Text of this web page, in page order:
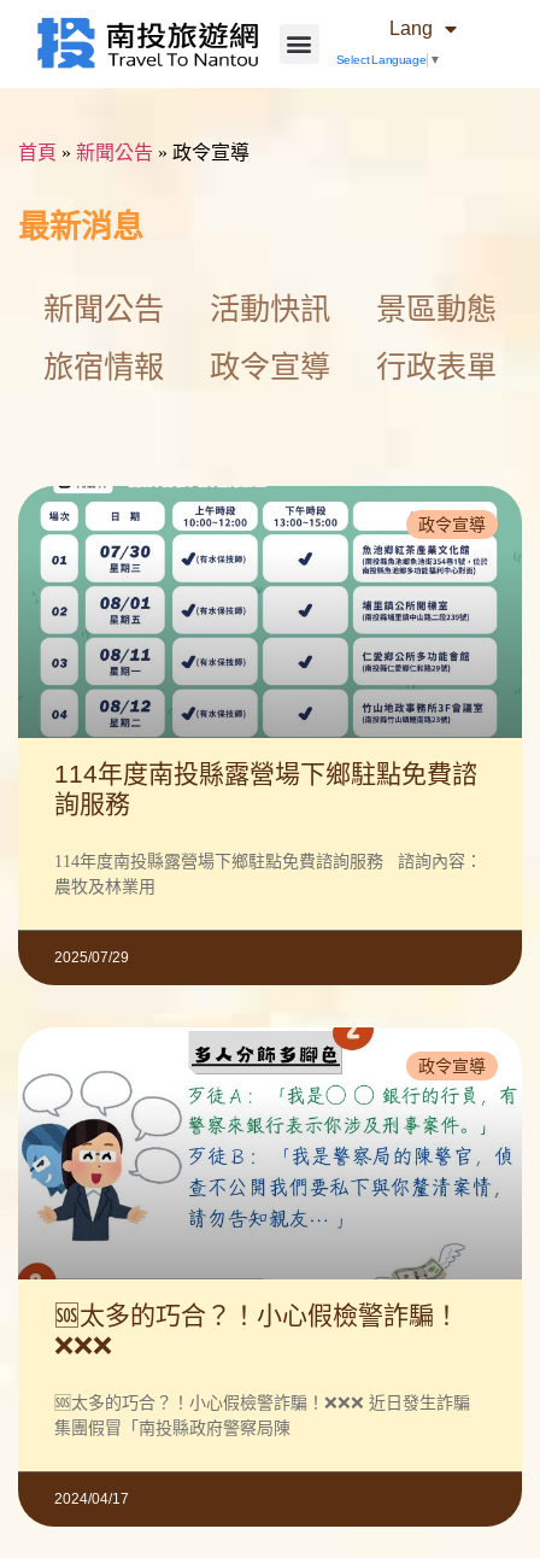
Lang
Select Language ▼
首頁 » 新聞公告 » 政令宣導
最新消息
新聞公告 活動快訊
景區動態
旅宿情報
政令宣導 行政表單
政令宣導
114年度南投縣露營場下鄉駐點免費諮
詢服務
114年度南投縣露營場下鄉駐點免費諮詢服務 諮詢內容：
農牧及林業用
2025/07/29
政令宣導
🆘太多的巧合？！小心假檢警詐騙！
❌❌❌
🆘太多的巧合？！小心假檢警詐騙！❌❌❌ 近日發生詐騙
集團假冒「南投縣政府警察局陳
2024/04/17